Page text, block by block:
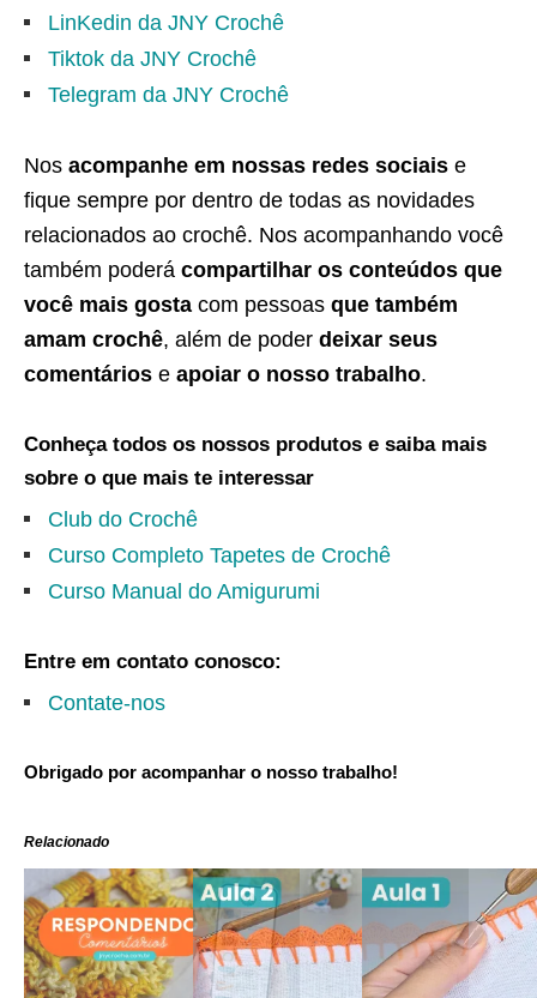
LinKedin da JNY Crochê
Tiktok da JNY Crochê
Telegram da JNY Crochê
Nos acompanhe em nossas redes sociais e
fique sempre por dentro de todas as novidades
relacionados ao crochê. Nos acompanhando você
também poderá compartilhar os conteúdos que
você mais gosta com pessoas que também
amam crochê, além de poder deixar seus
comentários e apoiar o nosso trabalho.
Conheça todos os nossos produtos e saiba mais
sobre o que mais te interessar
Club do Crochê
Curso Completo Tapetes de Crochê
Curso Manual do Amigurumi
Entre em contato conosco:
Contate-nos
Obrigado por acompanhar o nosso trabalho!
Relacionado